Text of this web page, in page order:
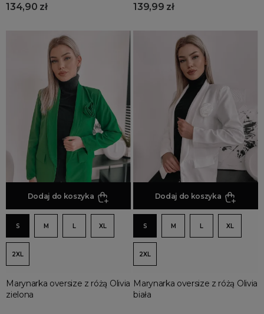
134,90 zł 139,99 zł
Dodaj do koszyka
S M L XL
2XL
Marynarka oversize z różą Olivia
zielona
Dodaj do koszyka
S M L XL
2XL
Marynarka oversize z różą Olivia
biała